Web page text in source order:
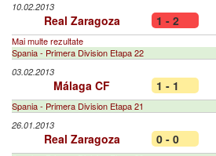
10.02.2013
Real Zaragoza 1 - 2
Mai multe rezultate
Spania - Primera Division Etapa 22
03.02.2013
Málaga CF 1 - 1
Spania - Primera Division Etapa 21
26.01.2013
Real Zaragoza 0 - 0